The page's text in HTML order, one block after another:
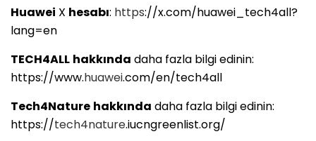
Huawei X hesabı: https://x.com/huawei_tech4all?
lang=en
TECH4ALL hakkında daha fazla bilgi edinin:
https://www.huawei.com/en/tech4all
Tech4Nature hakkında daha fazla bilgi edinin:
https://tech4nature.iucngreenlist.org/